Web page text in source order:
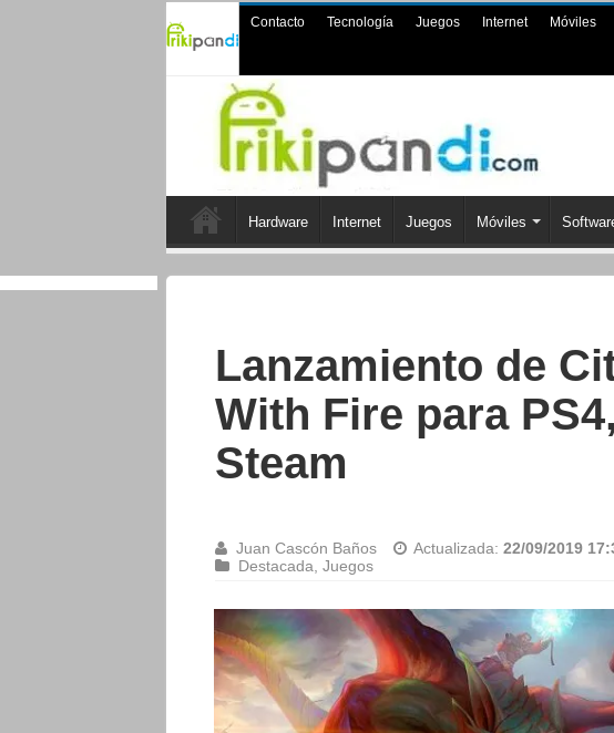
Contacto Tecnología Juegos Internet Móviles
Hardware Internet Juegos Móviles
Lanzamiento de
With Fire para
Steam
Juan Cascón Baños Actualizada: 22/09/2019
Destacada Juegos